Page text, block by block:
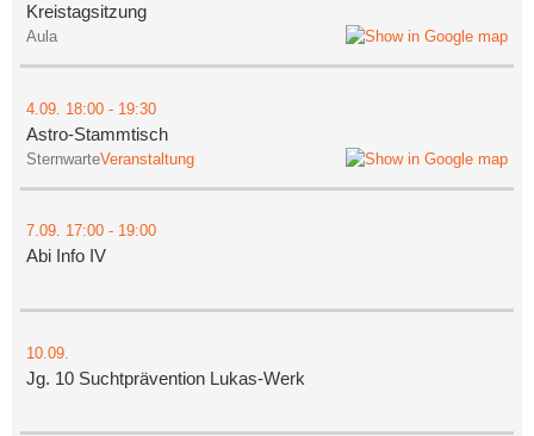
Kreistagsitzung
Aula
4.09. 18:00 - 19:30
Astro-Stammtisch
SternwarteVeranstaltung
7.09. 17:00 - 19:00
Abi Info IV
10.09.
Jg. 10 Suchtprävention Lukas-Werk